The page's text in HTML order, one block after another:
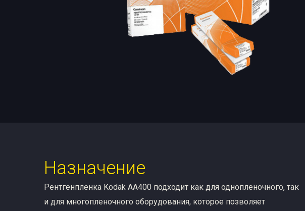
Назначение
Рентгенпленка Kodak AA400 подходит как для однопленочного, так
и для многопленочного оборудования, которое позволяет